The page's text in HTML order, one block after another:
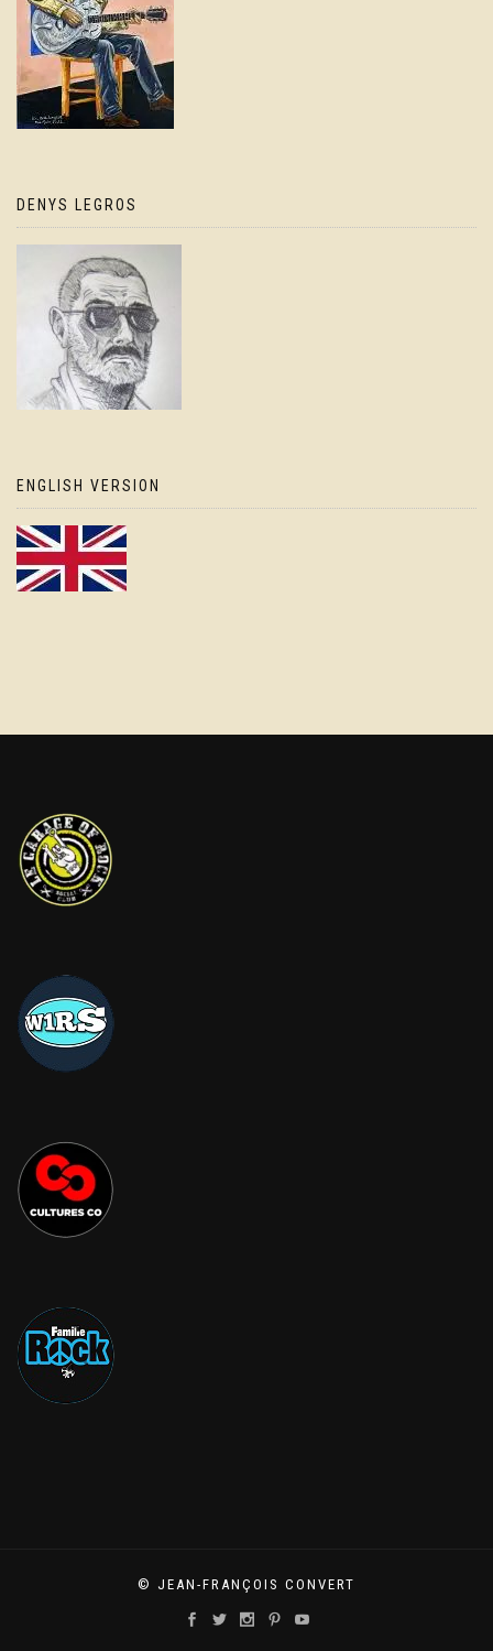
DENYS LEGROS
ENGLISH VERSION
© JEAN-FRANÇOIS CONVERT